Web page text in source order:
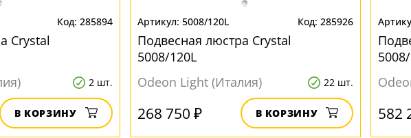
285894
Crystal
2 шт.
В КОРЗИНУ
5008/120L 285926
Подвесная люстра Crystal
5008/120L
Odeon Light (Италия)
22 шт.
268 750 ₽ В КОРЗИНУ 582